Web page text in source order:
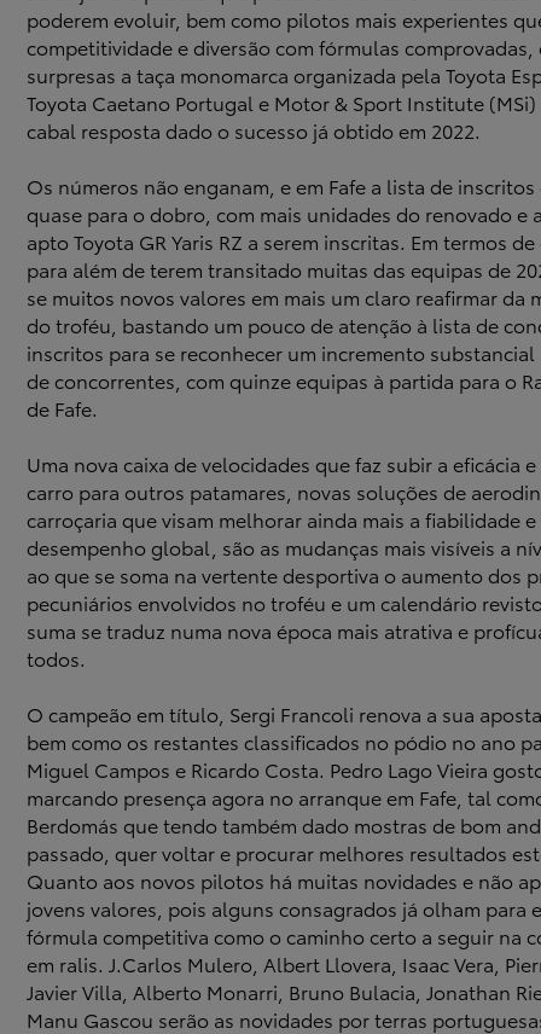
poderem evoluir, bem como pilotos mais experientes
competitividade e diversão com fórmulas comprovadas,
surpresas a taça monomarca organizada pela Toyota
Toyota Caetano Portugal e Motor & Sport Institute (MSi)
cabal resposta dado o sucesso já obtido em 2022.
Os números não enganam, e em Fafe a lista de inscritos
quase para o dobro, com mais unidades do renovado e
apto Toyota GR Yaris RZ a serem inscritas. Em termos
para além de terem transitado muitas das equipas de
se muitos novos valores em mais um claro reafirmar da
do troféu, bastando um pouco de atenção à lista de
inscritos para se reconhecer um incremento
de concorrentes, com quinze equipas à partida para o
de Fafe.
Uma nova caixa de velocidades que faz subir a eficácia
carro para outros patamares, novas soluções de
carroçaria que visam melhorar ainda mais a fiabilidade e
desempenho global, são as mudanças mais visíveis a
ao que se soma na vertente desportiva o aumento dos
pecuniários envolvidos no troféu e um calendário
suma se traduz numa nova época mais atrativa e
todos.
O campeão em título, Sergi Francoli renova a sua
bem como os restantes classificados no pódio no ano
Miguel Campos e Ricardo Costa. Pedro Lago Vieira
marcando presença agora no arranque em Fafe, tal
Berdomás que tendo também dado mostras de bom
passado, quer voltar e procurar melhores resultados
Quanto aos novos pilotos há muitas novidades e não
jovens valores, pois alguns consagrados já olham para
fórmula competitiva como o caminho certo a seguir na
em ralis. J.Carlos Mulero, Albert Llovera, Isaac Vera,
Javier Villa, Alberto Monarri, Bruno Bulacia, Jonathan
Manu Gascou serão as novidades por terras